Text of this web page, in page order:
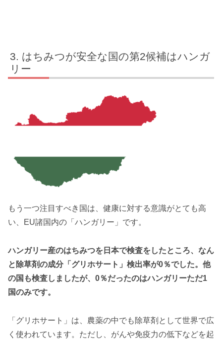
はちみつが安全な国の第2候補はハンガ
リー
もう一つ注目すべき国は、健康に対する意識がとても高
い、EU諸国内の「ハンガリー」です。
ハンガリー産のはちみつを日本で検査をしたところ、なん
と除草剤の成分「グリホサート」検出率が0％でした。他
の国も検査しましたが、0％だったのはハンガリーただ1
国のみです。
「グリホサート」は、農薬の中でも除草剤として世界で広
く使われています。ただし、がんや免疫力の低下などを起